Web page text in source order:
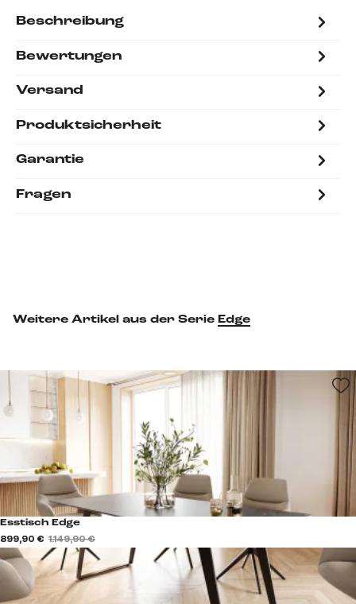
Beschreibung
Bewertungen
Versand
Produktsicherheit
Garantie
Fragen
Weitere Artikel aus der Serie Edge
Esstisch Edge
899,90 € 1.149,90 €